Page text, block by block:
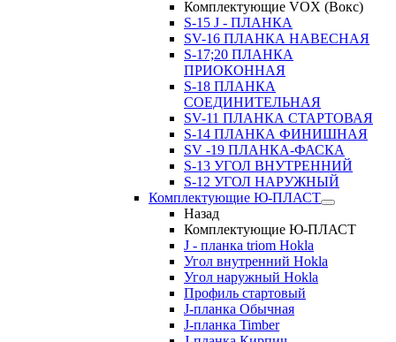
Комплектующие VOX (Вокс)
S-15 J - ПЛАНКА
SV-16 ПЛАНКА НАВЕСНАЯ
S-17;20 ПЛАНКА
ПРИОКОННАЯ
S-18 ПЛАНКА
СОЕДИНИТЕЛЬНАЯ
SV-11 ПЛАНКА СТАРТОВАЯ
S-14 ПЛАНКА ФИНИШНАЯ
SV -19 ПЛАНКА-ФАСКА
S-13 УГОЛ ВНУТРЕННИЙ
S-12 УГОЛ НАРУЖНЫЙ
Комплектующие Ю-ПЛАСТ
Назад
Комплектующие Ю-ПЛАСТ
J - планка triom Hokla
Угол внутренний Hokla
Угол наружный Hokla
Профиль стартовый
J-планка Обычная
J-планка Timber